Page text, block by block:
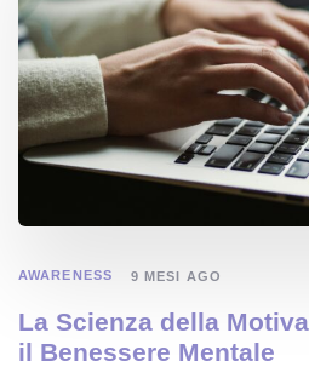
AWARENESS 9 MESI AGO
La Scienza della
il Benessere Mentale